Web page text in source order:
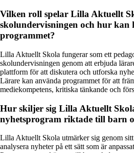
Vilken roll spelar Lilla Aktuellt
skolundervisningen och hur
programmet?
Lilla Aktuellt Skola fungerar som ett
skolundervisningen genom att erbjuda
plattform för att diskutera och utforska
Lärare kan använda programmet för att
mediekompetens, kritiska tänkande och
Hur skiljer sig Lilla Aktuellt
nyhetsprogram riktade till barn
Lilla Aktuellt Skola utmärker sig genom
analysera nyheter på ett sätt som är